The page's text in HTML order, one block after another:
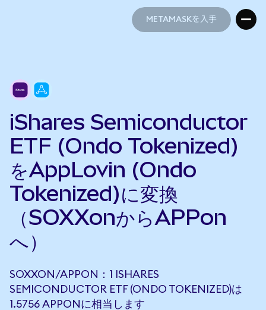
METAMASKを入手
iShares Semiconductor
ETF (Ondo Tokenized)
をAppLovin (Ondo
Tokenized)に変換
（SOXXonからAPPon
へ）
SOXXON/APPON：1 ISHARES
SEMICONDUCTOR ETF (ONDO TOKENIZED)は
1.5756 APPONに相当します